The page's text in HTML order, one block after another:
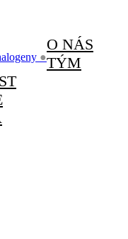
●
O NÁS
TÝM